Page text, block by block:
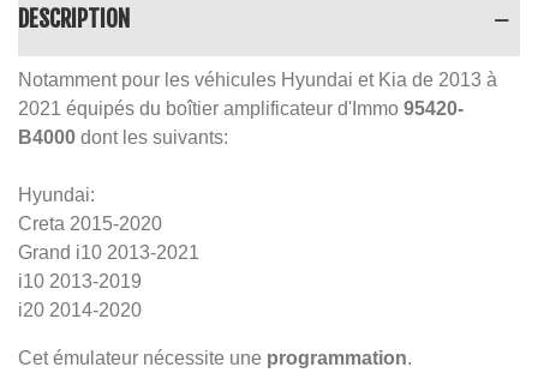
DESCRIPTION
Notamment pour les véhicules Hyundai et Kia de 2013 à
2021 équipés du boîtier amplificateur d'Immo 95420-
B4000 dont les suivants:
Hyundai:
Creta 2015-2020
Grand i10 2013-2021
i10 2013-2019
i20 2014-2020
Cet émulateur nécessite une programmation.